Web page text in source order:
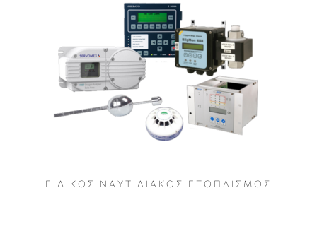
Ε Ι Δ Ι Κ Ο Σ Ν Α Υ Τ Ι Λ Ι Α Κ Ο Σ Ε Ξ Ο Π Λ Ι Σ Μ Ο Σ